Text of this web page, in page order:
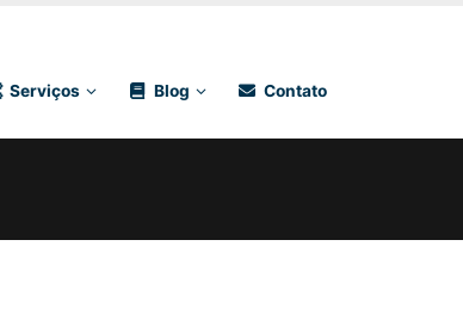
Serviços Blog Contato